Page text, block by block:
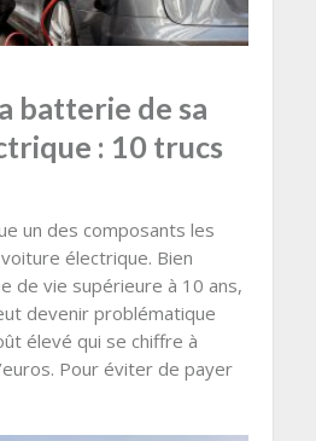
batterie de sa
: 10 trucs
un des composants les
électrique. Bien
de vie supérieure à 10 ans,
devenir problématique
élevé qui se chiffre à
Pour éviter de payer